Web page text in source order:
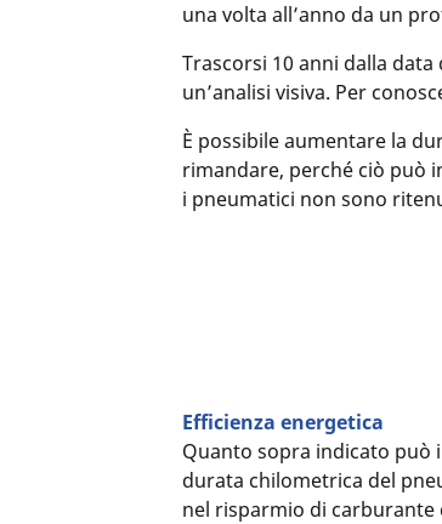
una volta all’anno da un
Trascorsi 10 anni dalla
un’analisi visiva. Per
È possibile aumentare la
rimandare, perché ciò può
i pneumatici non sono
Efficienza energetica
Quanto sopra indicato può
durata chilometrica del
nel risparmio di